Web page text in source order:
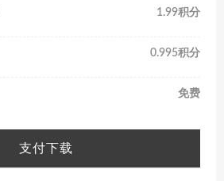
1.99积分
0.995积分
免费
支付下载